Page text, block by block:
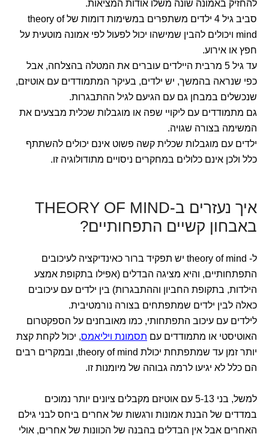
להחזיק באמונה שונה משלו אודות המציאות.
סביב גיל 4 ילדים משתפרים במשימות דומות של theory of
mind ויכולים להבין שמישהו יכול לפעול לפי אמונה מוטעית על
חפץ או אירוע.
עד גיל 5 מרבית היילדים עוברים את המטלה בהצלחה, אבל
כפי שנראה בהמשך, יש ילדים, בעיקר המתמודדים עם אוטיזם,
שנכשלים במבחן גם עם הגיעם לגיל ההתבגרות.
גם מתמודדים עם ליקויי שפה או מוגבלות שכלית מבצעים את
המשימה בצורה שגויה.
ילדים עם מוגבלות שכלית קשה פשוט אינם יכולים להשתתף
כלל ולכן אינם כלולים במחקרים ניסויים מתודולוגיה זו.
איך נעזרים ב-THEORY OF MIND
באבחון קשיים התפחותיים?
ל- theory of mind יש תפקיד ברור כאינדיקציה לעיכובים
התפתחותיים, והיא מציגה הבדלים (אפילו בתקופת אמצע
הילדות, בתקופת החביון וההתבגרות) בין ילדים עם עיכובים
כאלה לבין ילדים שמתפתחים בצורה נורמטיבית.
לילדים עם עיכוב התפתחותי, כמו מאובחנים על הספקטרום
האוטיסטי או מתמודדים עם תסמונת ויליאמס, יכול לקחת קצת
יותר זמן עד שמתפתחת יכולת theory of mind, ובמקרים רבים
הם כלל לא יגיעו לרמה גבוהה של מיומנות זו.
למשל, בני 5-13 עם אוטיזם מקבלים ציונים יותר נמוכים
במדדים של הבנת אמונות ורגשות של אחרים ביחס לבני גילם
האחרים אבל אין הבדלים בהבנה של הכוונות של אחרים, אולי